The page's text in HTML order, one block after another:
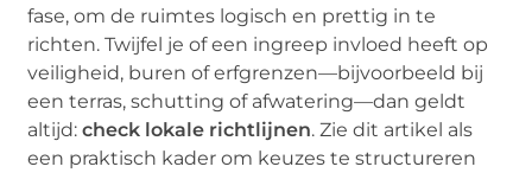
fase, om de ruimtes logisch en prettig in te
richten. Twijfel je of een ingreep invloed heeft op
veiligheid, buren of erfgrenzen—bijvoorbeeld bij
een terras, schutting of afwatering—dan geldt
altijd:check lokale richtlijnen. Zie dit artikel als
een praktisch kader om keuzes te structureren